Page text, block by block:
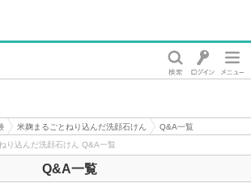
米麹まるごとねり込んだ洗顔石けん
Q&A一覧
り込んだ洗顔石けん Q&A一覧
Q&A一覧